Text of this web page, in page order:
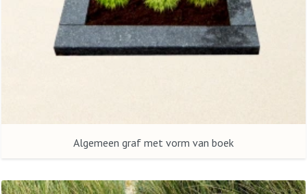
Algemeen graf met vorm van boek